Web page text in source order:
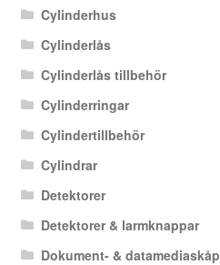
Cylinderhus
Cylinderlås
Cylinderlås tillbehör
Cylinderringar
Cylindertillbehör
Cylindrar
Detektorer
Detektorer & larmknappar
Dokument- & datamediaskåp